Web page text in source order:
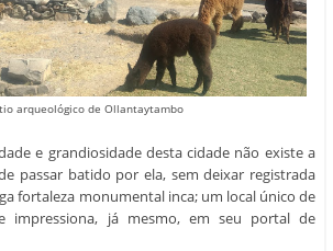
arqueológico de Ollantaytambo
e grandiosidade desta cidade não existe a
passar batido por ela, sem deixar registrada
fortaleza monumental inca; um local único de
impressiona, já mesmo, em seu portal de